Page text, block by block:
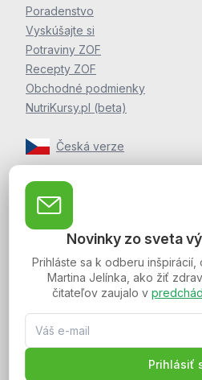
Novinky zo sveta
Prihláste sa k odberu
Martina Jelínka, ako žiť
čitateľov zaujalo v
Prihlásiť
Poradenstvo
Vyskúšajte si
Potraviny ZOF
Recepty ZOF
Obchodné podmienky
NutriKursy.pl (beta)
Česká verze
Zpravodaj Martina
Zaregistrujte sa k odberu
Spojte sa s nami: